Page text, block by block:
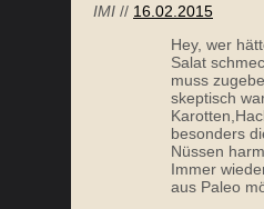
IMI // 16.02.2015
Hey, wer
Salat
muss
skeptisch
besonders
Nüssen
Immer
aus Paleo